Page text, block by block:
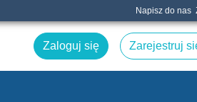
Napisz do nas
Zaloguj się Zarejestruj